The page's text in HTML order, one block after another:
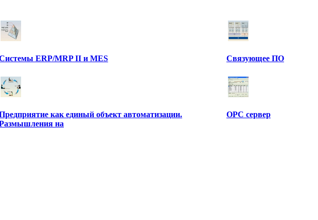
ERP/MRP II и MES Связующее ПО
как единый объект автоматизации.
на
OPC сервер